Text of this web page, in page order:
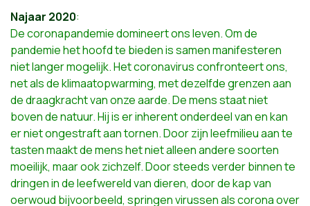
Najaar 2020:
De coronapandemie domineert ons leven. Om de
pandemie het hoofd te bieden is samen manifesteren
niet langer mogelijk. Het coronavirus confronteert ons,
net als de klimaatopwarming, met dezelfde grenzen aan
de draagkracht van onze aarde. De mens staat niet
boven de natuur. Hij is er inherent onderdeel van en kan
er niet ongestraft aan tornen. Door zijn leefmilieu aan te
tasten maakt de mens het niet alleen andere soorten
moeilijk, maar ook zichzelf. Door steeds verder binnen te
dringen in de leefwereld van dieren, door de kap van
oerwoud bijvoorbeeld, springen virussen als corona over